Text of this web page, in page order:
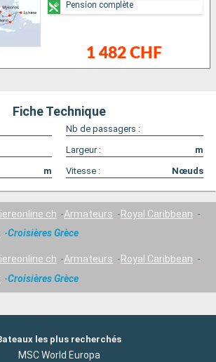
1 482 CHF
Pension complète
Fiche Technique
Nb de passagers :
Largeur :
m
m Vitesse : Nœuds
Armateurs
Royal Caribbean
Croisières Grèce
Armateurs
Royal Caribbean
Croisières Grèce
les plus recherchés
MSC World Europa